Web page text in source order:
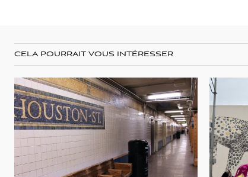
CELA POURRAIT VOUS INTÉRESSER